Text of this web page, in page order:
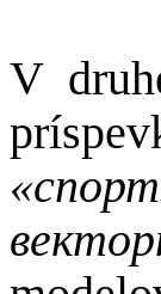
V
«спорт